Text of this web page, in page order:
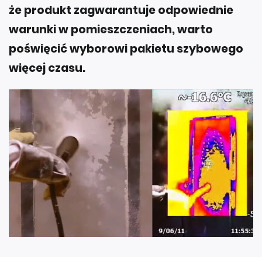
że produkt zagwarantuje odpowiednie
warunki w pomieszczeniach, warto
poświęcić wyborowi pakietu szybowego
więcej czasu.